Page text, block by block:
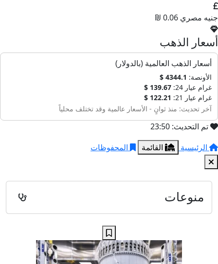
جنيه مصري 0.06 ₪
أسعار الذهب
أسعار الذهب العالمية (بالدولار)
الأونصة: 4344.1 $
غرام عيار 24:
139.67 $
غرام عيار 21:
122.21 $
آخر تحديث: منذ ثوانٍ - الأسعار عالمية وقد تختلف محلياً
تم التحديث: 23:50
الرئيسية
القائمة المحفوظات
منوعات